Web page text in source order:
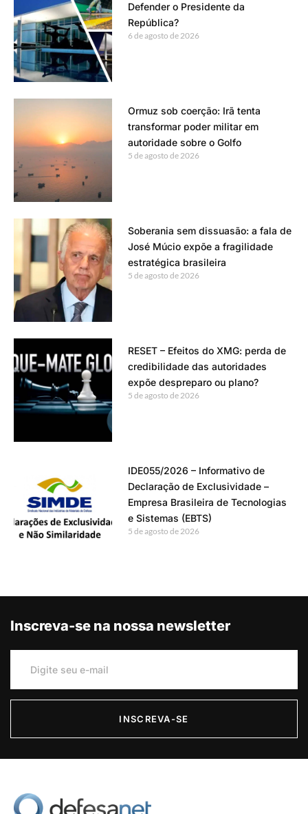
Defender o Presidente da
República?
6 de agosto de 2026
Ormuz sob coerção: Irã tenta
transformar poder militar em
autoridade sobre o Golfo
5 de agosto de 2026
Soberania sem dissuasão: a fala de
José Múcio expõe a fragilidade
estratégica brasileira
5 de agosto de 2026
RESET – Efeitos do XMG: perda de
credibilidade das autoridades
expõe despreparo ou plano?
5 de agosto de 2026
IDE055/2026 – Informativo de
Declaração de Exclusividade –
Empresa Brasileira de Tecnologias
e Sistemas (EBTS)
5 de agosto de 2026
Inscreva-se na nossa newsletter
INSCREVA-SE